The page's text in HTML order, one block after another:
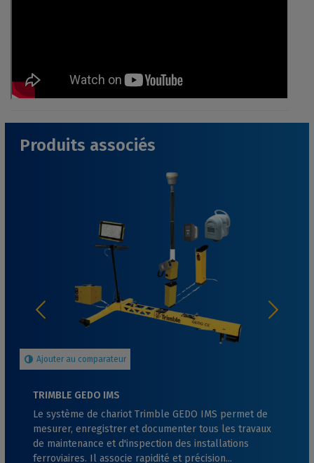
Produits associés
Ajouter au comparateur
TRIMBLE GEDO IMS
Le système de chariot Trimble GEDO IMS permet de
mesurer, enregistrer et documenter tous les travaux
de maintenance et d'inspection des installations
ferroviaires. Il associe rapidité et précision...